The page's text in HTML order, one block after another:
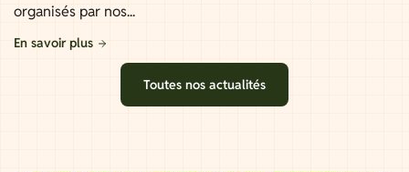
organisés par nos...
En savoir plus
Toutes nos actualités